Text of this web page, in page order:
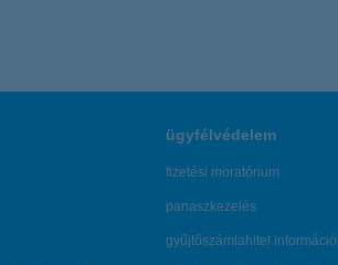
ügyfélvédelem
fizetési moratórium
panaszkezelés
gyűjtőszámlahitel